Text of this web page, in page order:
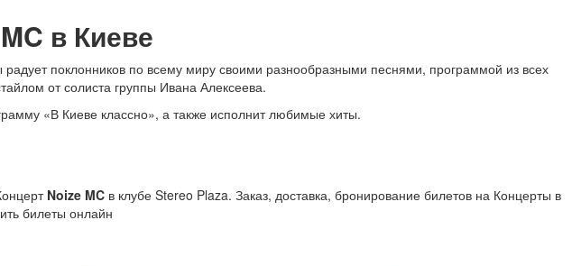
в Киеве
радует поклонников по всему миру своими разнообразными песнями, программой из всех
от солиста группы Ивана Алексеева.
«В Киеве классно», а также исполнит любимые хиты.
Noize MC в клубе Stereo Plaza. Заказ, доставка, бронирование билетов на Концерты в
билеты онлайн